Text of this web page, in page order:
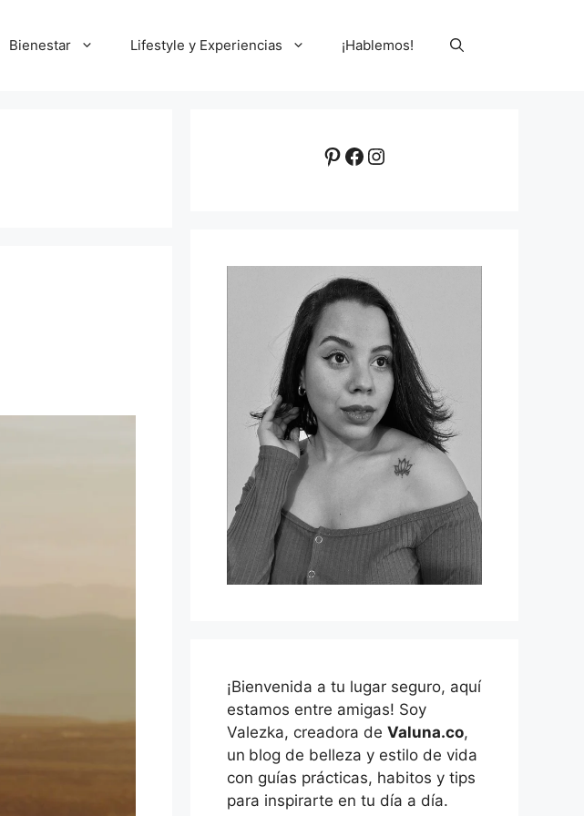
Bienestar Lifestyle y Experiencias ¡Hablemos!
Pinterest
Facebook
Instagram
¡Bienvenida a tu lugar seguro, aquí
estamos entre amigas! Soy
Valezka, creadora de Valuna.co,
un blog de belleza y estilo de vida
con guías prácticas, habitos y tips
para inspirarte en tu día a día.